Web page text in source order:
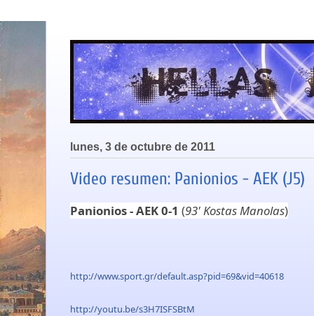
lunes, 3 de octubre de 2011
Video resumen: Panionios - AEK (J5)
Panionios - AEK 0-1 (93' Kostas Manolas)
http://www.sport.gr/default.asp?pid=69&vid=40618
http://youtu.be/s3H7ISFSBtM